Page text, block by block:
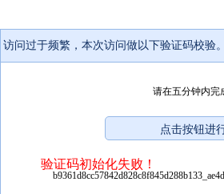
访问过于频繁，本次访问做以下验证码校验。
请在五分钟内完
验证码初始化失败！